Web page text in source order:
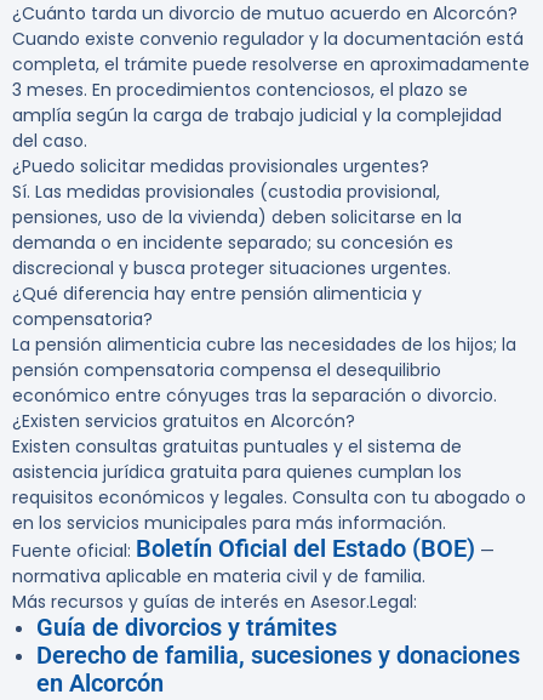
¿Cuánto tarda un divorcio de mutuo acuerdo en Alcorcón?
Cuando existe convenio regulador y la documentación está
completa, el trámite puede resolverse en aproximadamente
3 meses. En procedimientos contenciosos, el plazo se
amplía según la carga de trabajo judicial y la complejidad
del caso.
¿Puedo solicitar medidas provisionales urgentes?
Sí. Las medidas provisionales (custodia provisional,
pensiones, uso de la vivienda) deben solicitarse en la
demanda o en incidente separado; su concesión es
discrecional y busca proteger situaciones urgentes.
¿Qué diferencia hay entre pensión alimenticia y
compensatoria?
La pensión alimenticia cubre las necesidades de los hijos; la
pensión compensatoria compensa el desequilibrio
económico entre cónyuges tras la separación o divorcio.
¿Existen servicios gratuitos en Alcorcón?
Existen consultas gratuitas puntuales y el sistema de
asistencia jurídica gratuita para quienes cumplan los
requisitos económicos y legales. Consulta con tu abogado o
en los servicios municipales para más información.
Fuente oficial: Boletín Oficial del Estado (BOE) —
normativa aplicable en materia civil y de familia.
Más recursos y guías de interés en Asesor.Legal:
Guía de divorcios y trámites
Derecho de familia, sucesiones y donaciones
en Alcorcón